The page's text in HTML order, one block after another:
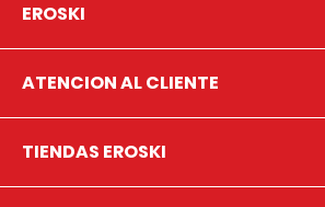
EROSKI
ATENCION AL CLIENTE
TIENDAS EROSKI